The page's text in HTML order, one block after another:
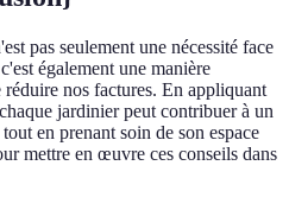
pas seulement une nécessité face
également une manière
nos factures. En appliquant
jardinier peut contribuer à un
en prenant soin de son espace
mettre en œuvre ces conseils dans